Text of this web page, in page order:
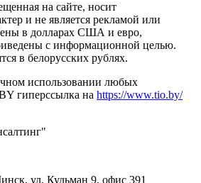
на сайте, носит
и не является рекламой или
в долларах США и евро,
с информационной целью.
в белорусских рублях.
использовании любых
гиперссылка на https://www.tio.by/
ул. Кульман 9, офис 391